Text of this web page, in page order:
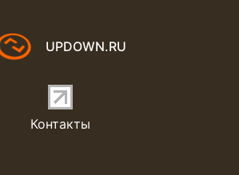
UPDOWN.RU
Контакты